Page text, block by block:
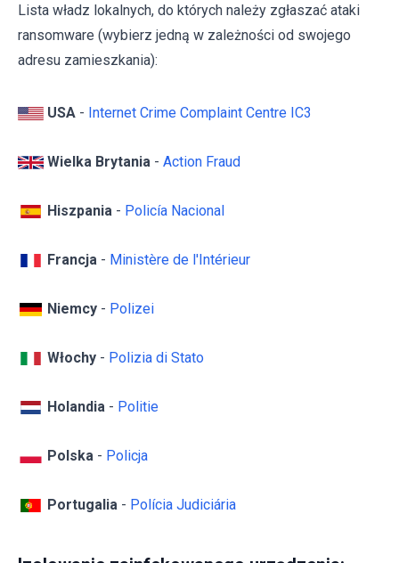
Lista władz lokalnych, do których należy zgłaszać ataki
ransomware (wybierz jedną w zależności od swojego
adresu zamieszkania):
USA - Internet Crime Complaint Centre IC3
Wielka Brytania - Action Fraud
Hiszpania - Policía Nacional
Francja - Ministère de l'Intérieur
Niemcy - Polizei
Włochy - Polizia di Stato
Holandia - Politie
Polska - Policja
Portugalia - Polícia Judiciária